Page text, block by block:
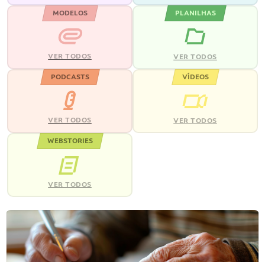
MODELOS
VER TODOS
PLANILHAS
VER TODOS
PODCASTS
VER TODOS
VÍDEOS
VER TODOS
WEBSTORIES
VER TODOS